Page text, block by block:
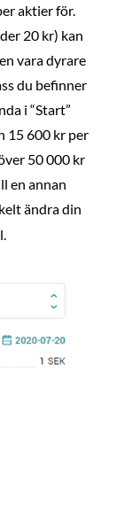
aktier för.
20 kr) kan
vara dyrare
du befinner
i “Start”
15 600 kr per
50 000 kr
en annan
ändra din